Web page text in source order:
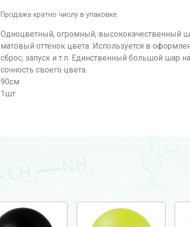
Продажа кратно числу в упаковке.
Одноцветный, огромный, высококачественный
матовый оттенок цвета. Используется в
сброс, запуск и т.п. Единственный большой шар
сочность своего цвета.
90см
1шт